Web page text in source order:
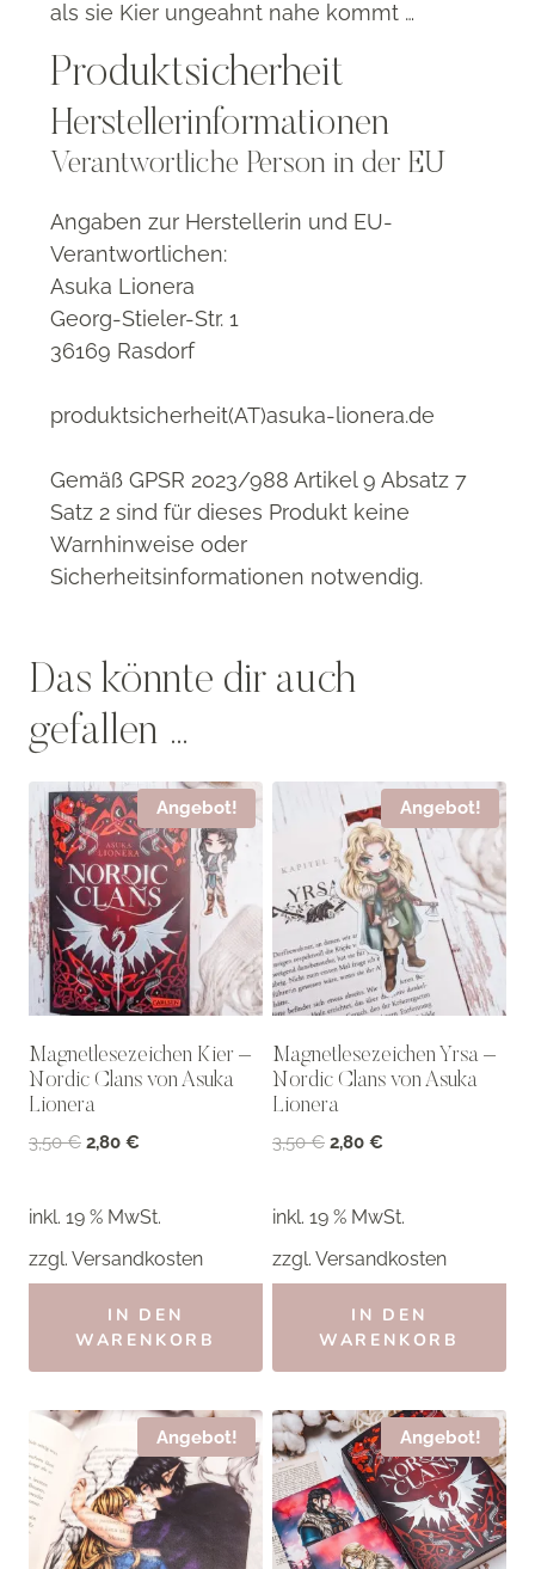
als sie Kier ungeahnt nahe kommt …
Produktsicherheit
Herstellerinformationen
Verantwortliche Person in der EU
Angaben zur Herstellerin und EU-
Verantwortlichen:
Asuka Lionera
Georg-Stieler-Str. 1
36169 Rasdorf
produktsicherheit(AT)asuka-lionera.de
Gemäß GPSR 2023/988 Artikel 9 Absatz 7
Satz 2 sind für dieses Produkt keine
Warnhinweise oder
Sicherheitsinformationen notwendig.
Das könnte dir auch
gefallen …
Angebot!
Magnetlesezeichen Kier –
Nordic Clans von Asuka
Lionera
3,50€ Ursprünglicher
3,50 €
2,80 €
2,80 €.
inkl. 19 % MwSt.
zzgl. Versandkosten
IN DEN
WARENKORB
Angebot!
Magnetlesezeichen Yrsa –
Nordic Clans von Asuka
Lionera
3,50€ Ursprünglicher
3,50 €
2,80 €
2,80 €.
inkl. 19 % MwSt.
zzgl. Versandkosten
IN DEN
WARENKORB
Angebot! Angebot!